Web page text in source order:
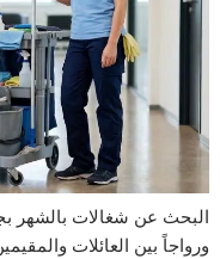
البحث عن شغالات بالشهر
ورواجاً بين العائلات